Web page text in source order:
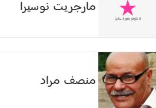
مارجريت نوسيرا
منصف مراد